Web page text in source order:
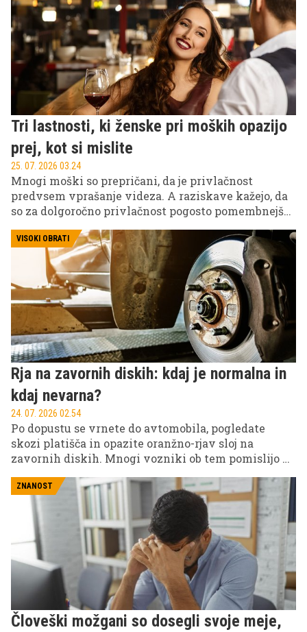
Tri lastnosti, ki ženske pri moških opazijo
prej, kot si mislite
25. 07. 2026 03.24
Mnogi moški so prepričani, da je privlačnost
predvsem vprašanje videza. A raziskave kažejo, da
so za dolgoročno privlačnost pogosto pomembnejše
ali drag avtomobil.
VISOKI OBRATI
Rja na zavornih diskih: kdaj je normalna in
kdaj nevarna?
24. 07. 2026 02.54
Po dopustu se vrnete do avtomobila, pogledate
skozi platišča in opazite oranžno-rjav sloj na
zavornih diskih. Mnogi vozniki ob tem pomislijo na
drago popravilo, vendar strokovnjaki pravijo, da je
takšna slika pogosto povsem običajna.
ZNANOST
Človeški možgani so dosegli svoje meje,